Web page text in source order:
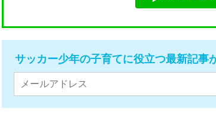
サッカー少年の子育てに役立つ最新記事